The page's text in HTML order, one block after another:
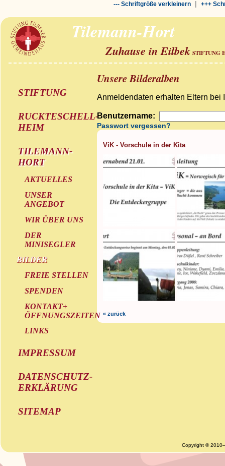
--- Schriftgröße verkleinern| +++
Tilemann-Hort
Zuhause in Eilbek STIFTUNG
STIFTUNG
RUCKTESCHELL-
HEIM
TILEMANN-
HORT
AKTUELLES
UNSER
ANGEBOT
WIR ÜBER UNS
DER
MINISEGLER
BILDER
FREIE STELLEN
SPENDEN
KONTAKT+
ÖFFNUNGSZEITEN
LINKS
IMPRESSUM
DATENSCHUTZ-
ERKLÄRUNG
SITEMAP
Unsere Bilderalben
Anmeldendaten erhalten Eltern bei
Benutzername:
Passwort vergessen?
ViK - Vorschule in der Kita
« zurück
Copyright ©